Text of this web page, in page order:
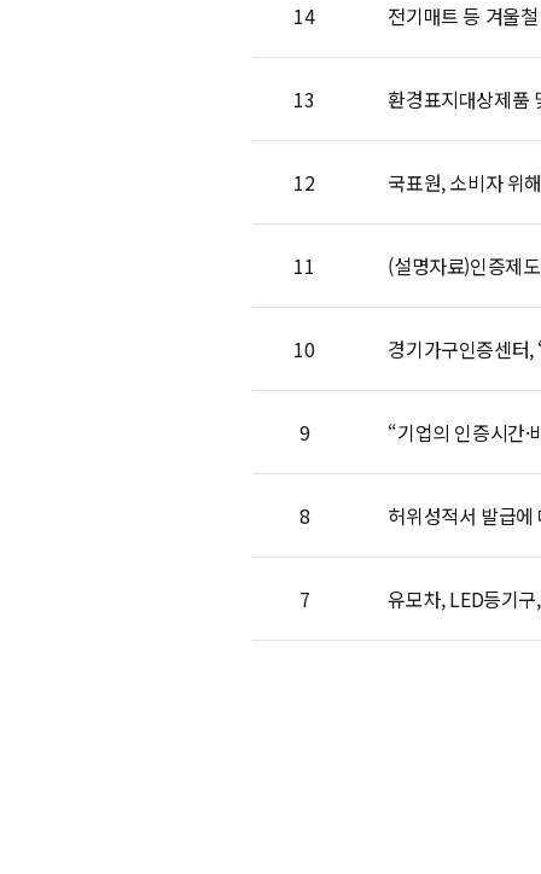
14 전기매트 등 겨울
13 환경표지대상제품
12 국표원, 소비자 위
11 (설명자료)인증제
10 경기가구인증센터,
9 “기업의 인증시간·
8 허위성적서 발급
7 유모차, LED등기